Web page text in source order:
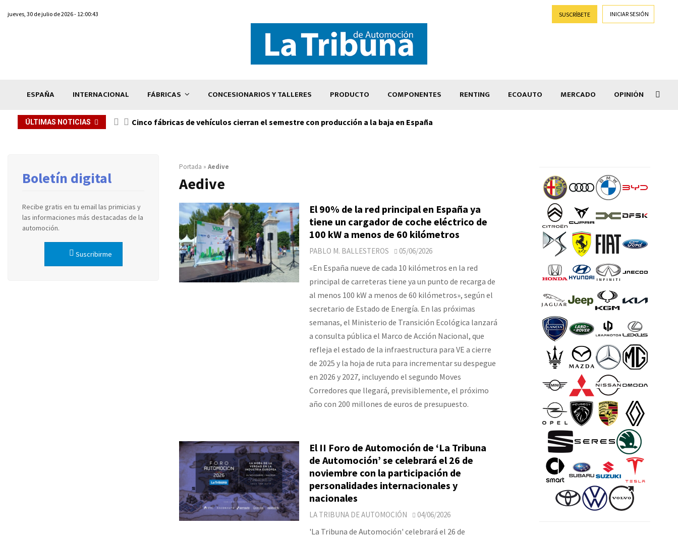
jueves, 30 de julio de 2026 - 12:00:43 SUSCRÍBETE INICIAR SESIÓN
ESPAÑA INTERNACIONAL FÁBRICAS CONCESIONARIOS Y TALLERES PRODUCTO COMPONENTES RENTING ECOAUTO MERCADO OPINIÓN
ÚLTIMAS NOTICIAS Cinco fábricas de vehículos cierran el semestre con producción a la baja en España
Portada » Aedive
Aedive
El 90% de la red principal en España ya
tiene un cargador de coche eléctrico de
100 kW a menos de 60 kilómetros
PABLO M. BALLESTEROS 05/06/2026
«En España nueve de cada 10 kilómetros en la red
principal de carreteras tiene ya un punto de recarga de
al menos 100 kW a menos de 60 kilómetros», según el
secretario de Estado de Energía. En las próximas
semanas, el Ministerio de Transición Ecológica lanzará
a consulta pública el Marco de Acción Nacional, que
refleja el estado de la infraestructura para VE a cierre
de 2025 y la hoja de ruta para incrementar su despegue
en 2026 y 2027, incluyendo el segundo Moves
Corredores que llegará, previsiblemente, el próximo
año con 200 millones de euros de presupuesto.
El II Foro de Automoción de ‘La Tribuna
de Automoción’ se celebrará el 26 de
noviembre con la participación de
personalidades internacionales y
nacionales
LA TRIBUNA DE AUTOMOCIÓN 04/06/2026
'La Tribuna de Automoción' celebrará el 26 de
Boletín digital
Recibe gratis en tu email las primicias y
las informaciones más destacadas de la
automoción.
Suscribirme